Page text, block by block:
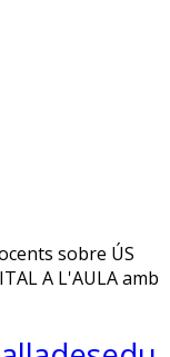
sobre ÚS
A L'AULA amb